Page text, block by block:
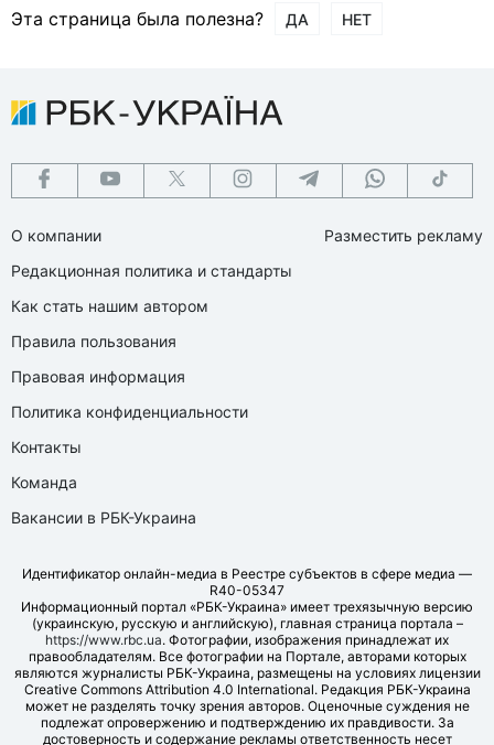
Эта страница была полезна? ДА НЕТ
О компании
Редакционная политика и стандарты
Как стать нашим автором
Правила пользования
Правовая информация
Политика конфиденциальности
Контакты
Команда
Вакансии в РБК-Украина
Разместить рекламу
Идентификатор онлайн-медиа в Реестре субъектов в сфере медиа —
R40-05347
Информационный портал «РБК-Украина» имеет трехязычную версию
(украинскую, русскую и английскую), главная страница портала –
https://www.rbc.ua. Фотографии, изображения принадлежат их
правообладателям. Все фотографии на Портале, авторами которых
являются журналисты РБК-Украина, размещены на условиях лицензии
Creative Commons Attribution 4.0 International. Редакция РБК-Украина
может не разделять точку зрения авторов. Оценочные суждения не
подлежат опровержению и подтверждению их правдивости. За
достоверность и содержание рекламы ответственность несет